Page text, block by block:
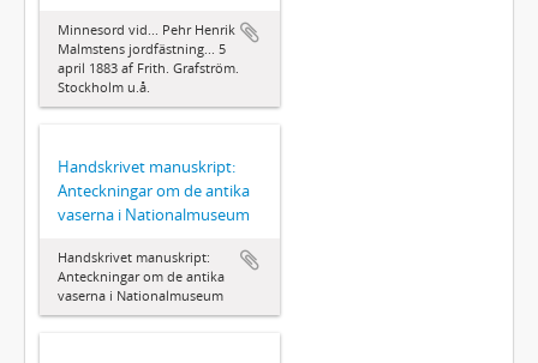
Minnesord vid... Pehr Henrik
Malmstens jordfästning... 5
april 1883 af Frith. Grafström.
Stockholm u.å.
Handskrivet manuskript:
Anteckningar om de antika
vaserna i Nationalmuseum
Handskrivet manuskript:
Anteckningar om de antika
vaserna i Nationalmuseum